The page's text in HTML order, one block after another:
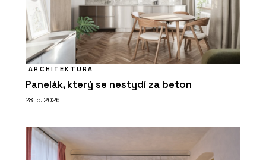
ARCHITEKTURA
Panelák, který se nestydí za beton
28. 5. 2026